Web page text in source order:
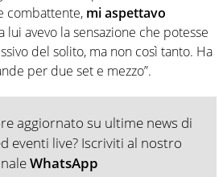
combattente, mi aspettavo
lui avevo la sensazione che potesse
del solito, ma non così tanto. Ha
per due set e mezzo”.
aggiornato su ultime news di
eventi live? Iscriviti al nostro
WhatsApp